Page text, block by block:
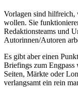
Vorlagen sind hilfreich,
wollen. Sie
Redaktionsteams und
Autorinnen/Autoren
Es gibt aber einen
Briefings zum
Seiten, Märkte oder
verlangsamt ein rein